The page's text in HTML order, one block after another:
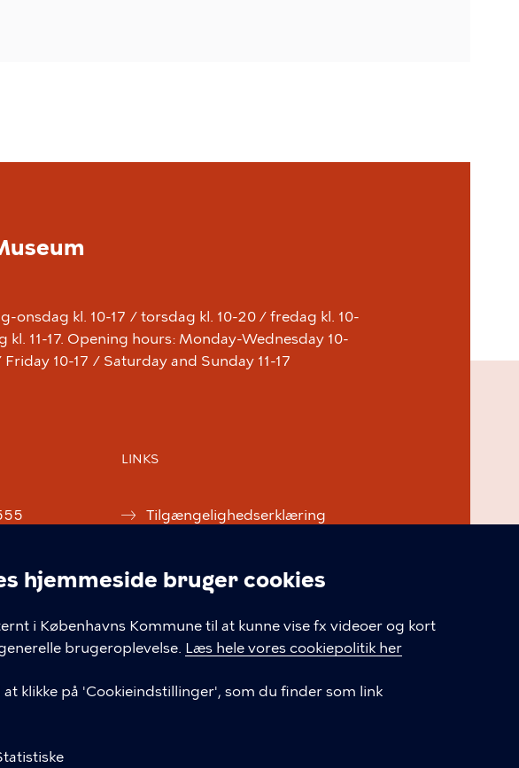
hjemmeside bruger cookies
i Københavns Kommune til at kunne vise fx videoer og kort
brugeroplevelse. Læs hele vores cookiepolitik her
klikke på 'Cookieindstillinger', som du finder som link
onsdag kl. 10-17 / torsdag kl. 10-20 / fredag kl. 10-
kl. 11-17. Opening hours: Monday-Wednesday 10-
10-17 / Saturday and Sunday 11-17
12 - EAN:
LINKS
Tilgængelighedserklæring
Cookieindstillinger